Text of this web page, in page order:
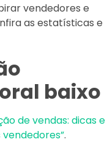
vendedores e
as estatísticas e
baixo
de vendas: dicas e
.